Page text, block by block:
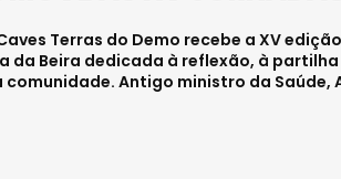
Terras do Demo recebe a XV
da Beira dedicada à reflexão, à
Antigo ministro da Saúde,